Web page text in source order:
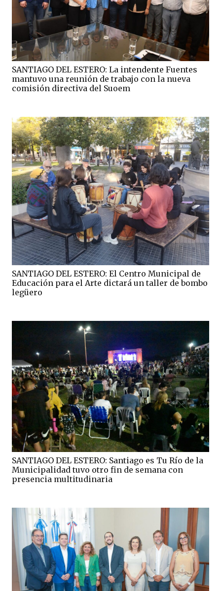
SANTIAGO DEL ESTERO: La intendente Fuentes
mantuvo una reunión de trabajo con la nueva
comisión directiva del Suoem
SANTIAGO DEL ESTERO: El Centro Municipal de
Educación para el Arte dictará un taller de bombo
legüero
SANTIAGO DEL ESTERO: Santiago es Tu Río de la
Municipalidad tuvo otro fin de semana con
presencia multitudinaria